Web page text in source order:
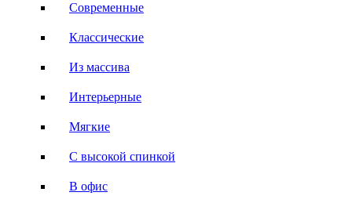
Современные
Классические
Из массива
Интерьерные
Мягкие
С высокой спинкой
В офис